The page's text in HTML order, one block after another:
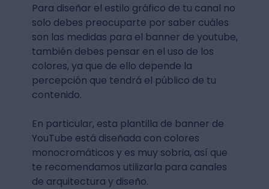
Para diseñar el estilo gráfico de tu canal no
solo debes preocuparte por saber cuáles
son las medidas para el banner de youtube,
también debes pensar en el uso de los
colores, ya que de ello depende la
percepción que tendrá el público de tu
contenido.
En particular, esta plantilla de banner de
YouTube está diseñada con colores
monocromáticos y es muy sobria, así que
te recomendamos utilizarla para canales
de arquitectura y diseño.